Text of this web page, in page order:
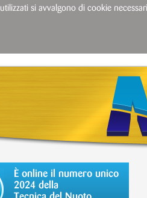
È online il numero unico
2024 della
si avvalgono di cookie